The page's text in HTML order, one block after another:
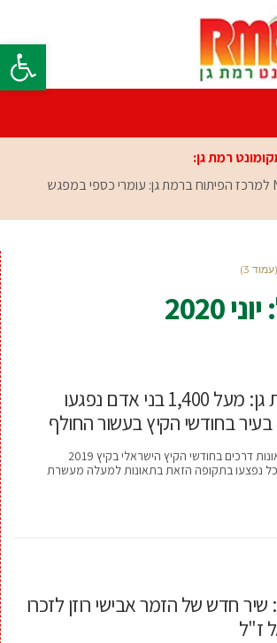
פתח
רמת גן:
מה-NBA למרכז הפיתוח ברמת גן: עומרי כספי במפגש
3)
יוני 2020
קיץ מסוכן ברמת גן: מעל 1,400 בני אדם נפגעו
בחודשי הקיץ בעשור החולף
140 בני אדם נהרגו בתאונות דרכים בחודשי הקיץ הישראלי בקיץ 2019
נפצעו בתקופה הזאת בתאונות למעלה מעשרת
חדש של הזמר אבישי רוזן לזכרו
ז"ל